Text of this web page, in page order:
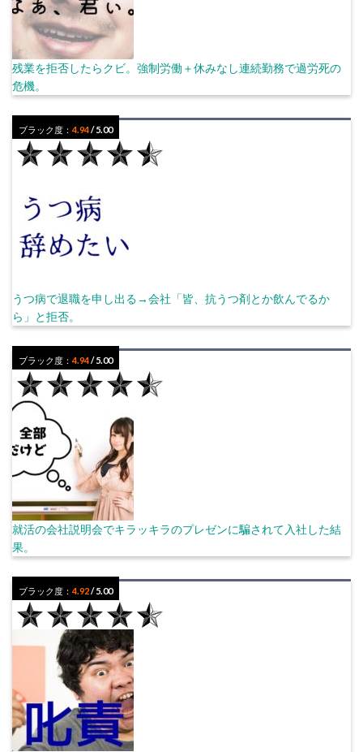
残業を拒否したらクビ。強制労働＋休みなし連続勤務で過労死の
危機。
ブラック度：4.94/ 5.00
うつ病で退職を申し出る→会社「皆、抗うつ剤とか飲んでるか
ら」と拒否。
ブラック度：4.94/ 5.00
就活の会社説明会でキラッキラのプレゼンに騙されて入社した結
果。
ブラック度：4.92/ 5.00